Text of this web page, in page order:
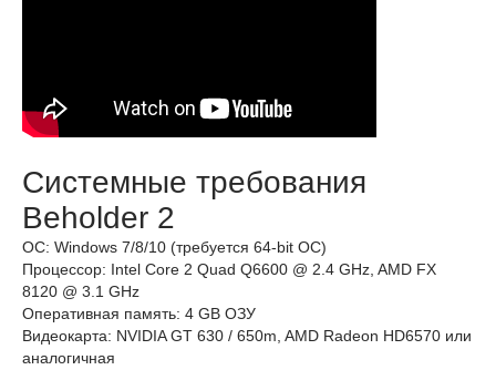
Системные требования
Beholder 2
ОС: Windows 7/8/10 (требуется 64-bit ОС)
Процессор: Intel Core 2 Quad Q6600 @ 2.4 GHz, AMD FX
8120 @ 3.1 GHz
Оперативная память: 4 GB ОЗУ
Видеокарта: NVIDIA GT 630 / 650m, AMD Radeon HD6570 или
аналогичная